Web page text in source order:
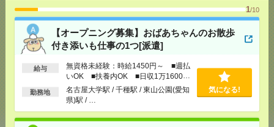
1/10
【オープニング募集】おばあちゃんのお散歩
付き添いも仕事の1つ[派遣]
給与
無資格未経験：時給1450円～ ■週払
いOK ■扶養内OK ■日収1万1600円
以上
勤務地
名古屋大学駅 / 千種駅 / 東山公園(愛知
県)駅 / …
気になる!
気になる！
メールで送る LINE で送る
シェア ツイート ブックマーク